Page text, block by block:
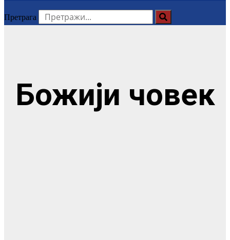
Претрага
Божији човек